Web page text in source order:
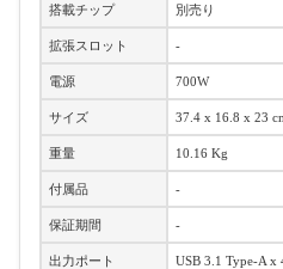
搭載チップ 別売り
拡張スロット -
電源 700W
サイズ 37.4 x 16.8 x 23
重量 10.16 Kg
付属品 -
保証期間 -
出力ポート USB 3.1 Type-A x